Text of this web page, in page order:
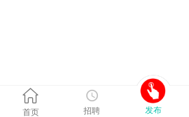
首页 招聘 发布